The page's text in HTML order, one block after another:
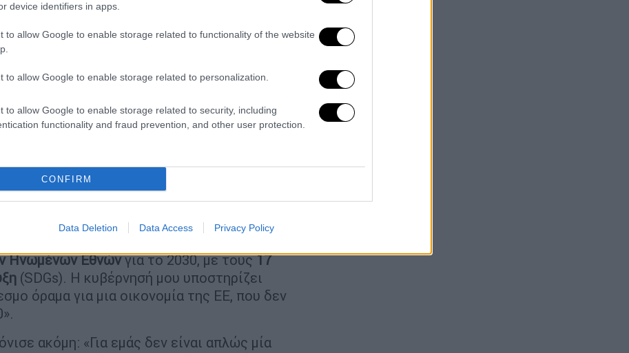
device identifiers in apps.
to allow Google to enable storage related to functionality of the website
to allow Google to enable storage related to personalization.
to allow Google to enable storage related to security, including
functionality and fraud prevention, and other user protection.
CONFIRM
Data Deletion Data Access Privacy Policy
ΗΠΑ με ξένους ηγέτες (vid)
ΗΠΑ με ξένους ηγέτες (vid)
στην
Ηνωμένων Εθνώνγια το 2030, με τους17
(SDGs). Η κυβέρνησή μου υποστηρίζει
όραμα για μια οικονομία της ΕΕ, που δεν
ακόμη: «Για εμάς δεν είναι απλώς μία